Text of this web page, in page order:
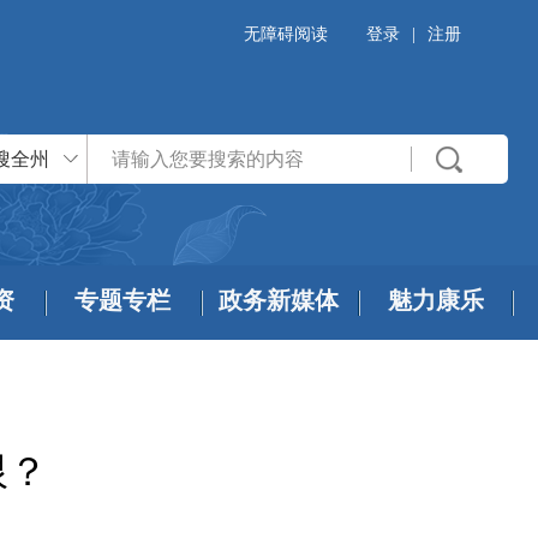
无障碍阅读 登录 注册
全州
专题专栏 政务新媒体 魅力康乐